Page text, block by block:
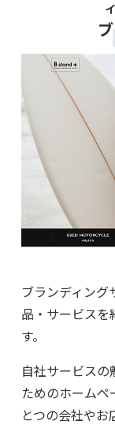
ブランディン
品・サービスを
す。
自社サービス
ためのホーム
とつの会社やお